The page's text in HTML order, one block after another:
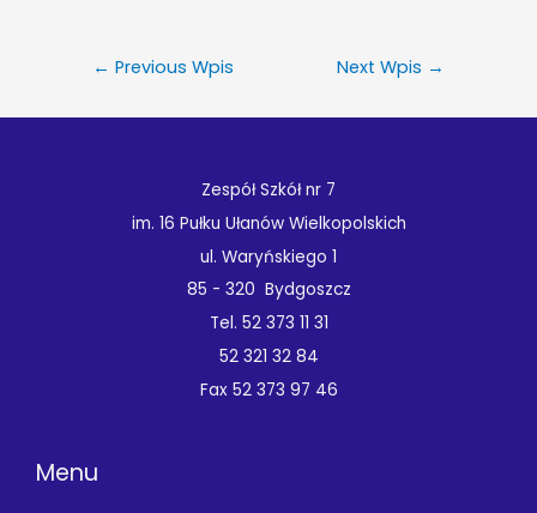
← Previous Wpis Next Wpis →
Zespół Szkół nr 7
im. 16 Pułku Ułanów Wielkopolskich
ul. Waryńskiego 1
85 - 320 Bydgoszcz
Tel. 52 373 11 31
52 321 32 84
Fax 52 373 97 46
Menu